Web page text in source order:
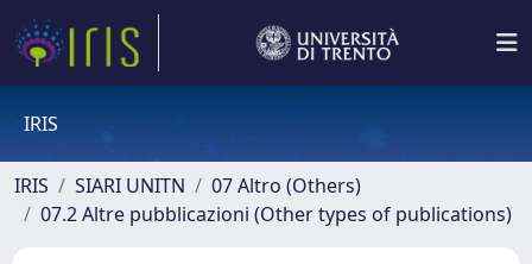
IRIS
IRIS SIARI UNITN
07 Altro (Others)
07.2 Altre pubblicazioni (Other types of publications)